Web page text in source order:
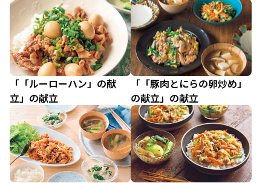
「「ルーローハン」の献
立」の献立
「「豚肉とにらの卵炒め」
の献立」の献立